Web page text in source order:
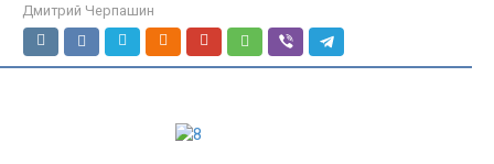
Дмитрий Черпашин